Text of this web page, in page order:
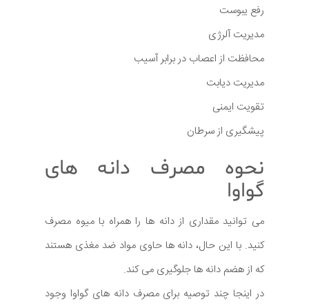
رفع یبوست
مدیریت آلرژی
محافظت از اعصاب در برابر آسیب
مدیریت دیابت
تقویت ایمنی
پیشگیری از سرطان
نحوه مصرف دانه های
گواوا
می توانید مقداری از دانه ها را همراه با میوه مصرف
کنید. با این حال، دانه ها حاوی مواد ضد مغذی هستند
که از هضم دانه ها جلوگیری می کند.
در اینجا چند توصیه برای مصرف دانه های گواوا وجود